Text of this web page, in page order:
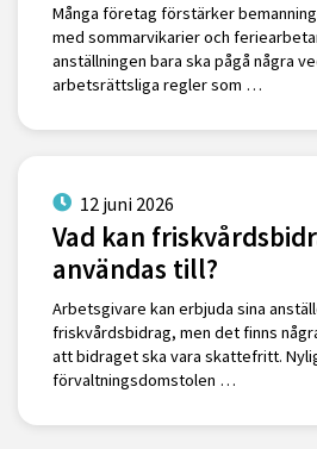
Många företag förstärker
med sommarvikarier och
anställningen bara ska pågå några
arbetsrättsliga regler som …
12 juni 2026
Vad kan
användas till?
Arbetsgivare kan erbjuda sina
friskvårdsbidrag, men det finns
att bidraget ska vara skattefritt.
förvaltningsdomstolen …